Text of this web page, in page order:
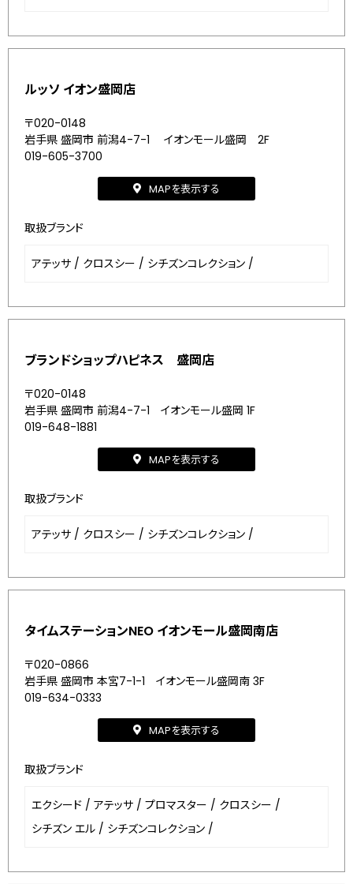
ルッソ イオン盛岡店
〒020-0148
岩手県 盛岡市 前潟4-7-1 イオンモール盛岡 2F
019-605-3700
MAPを表示する
取扱ブランド
アテッサ / クロスシー / シチズンコレクション /
ブランドショップハピネス 盛岡店
〒020-0148
岩手県 盛岡市 前潟4-7-1 イオンモール盛岡 1F
019-648-1881
MAPを表示する
取扱ブランド
アテッサ / クロスシー / シチズンコレクション /
タイムステーションNEO イオンモール盛岡南店
〒020-0866
岩手県 盛岡市 本宮7-1-1 イオンモール盛岡南 3F
019-634-0333
MAPを表示する
取扱ブランド
エクシード / アテッサ / プロマスター / クロスシー /
シチズン エル / シチズンコレクション /